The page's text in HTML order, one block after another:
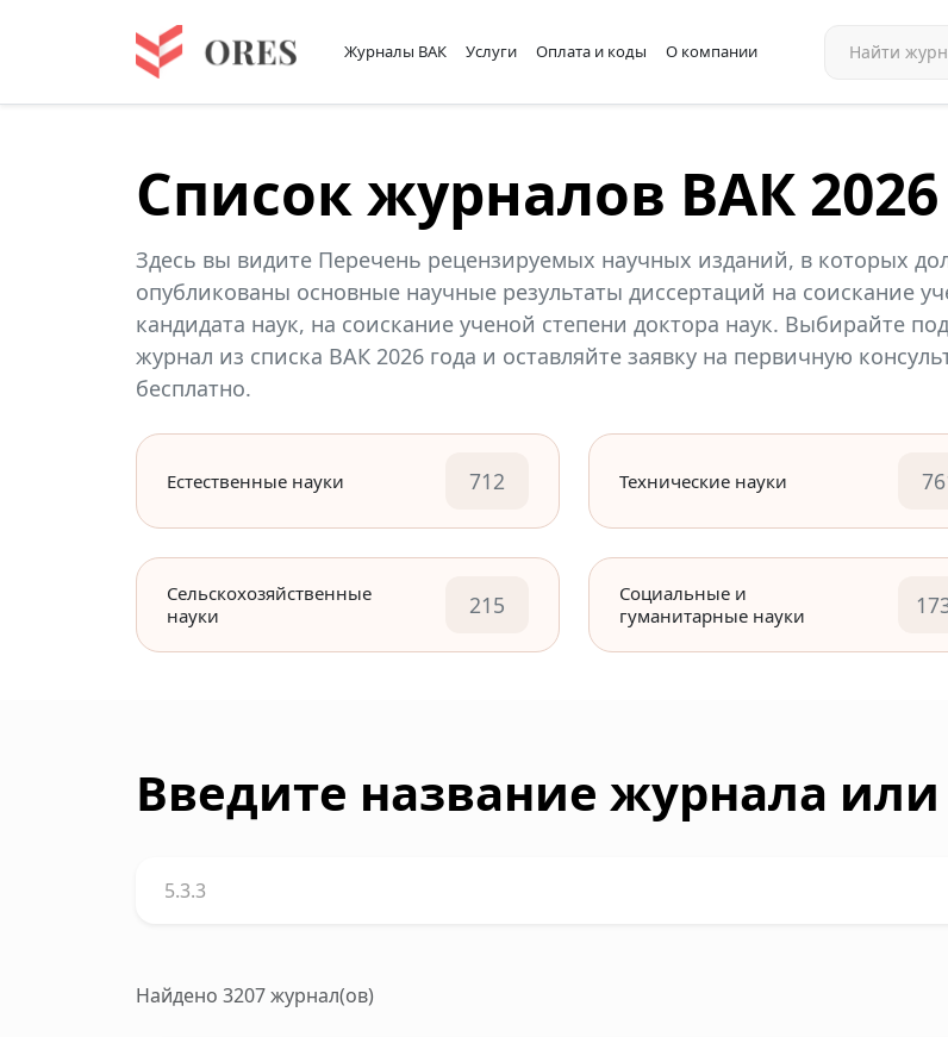
Журналы ВАК Услуги Оплата и коды О компании
Список журналов ВАК 2026
Здесь вы видите Перечень рецензируемых научных изданий, в которых
опубликованы основные научные результаты диссертаций на соискание
кандидата наук, на соискание ученой степени доктора наук. Выбирайте
журнал из списка ВАК 2026 года и оставляйте заявку на первичную
бесплатно.
Естественные науки 712 Технические науки
Сельскохозяйственные
науки
215
Социальные и
гуманитарные науки
Введите название журнала
Найдено 3207 журнал(ов)